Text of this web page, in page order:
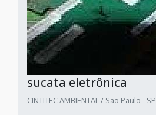
sucata eletrônica
CINTITEC AMBIENTAL / São Paulo - SP